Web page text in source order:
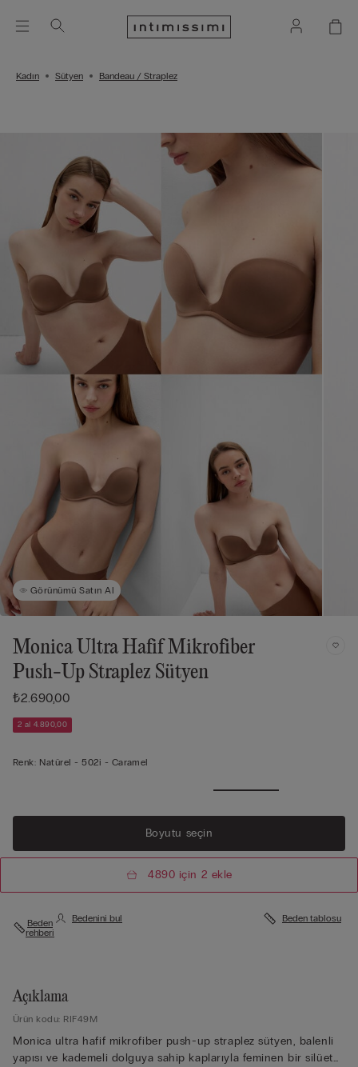
Kadın Sütyen Bandeau / Straplez
Görünümü Satın Al
Monica Ultra Hafif Mikrofiber
Push-Up Straplez Sütyen
₺2.690,00
2 al 4.890,00
Renk: Natürel -502i - Caramel
Boyutu seçin
4890 için 2 ekle
Beden
rehberi
Bedenini bul Beden tablosu
Açıklama
Ürün kodu: RIF49M
Monica ultra hafif mikrofiber push-up straplez sütyen, balenli
yapısı ve kademeli dolguya sahip kaplarıyla feminen bir silüet